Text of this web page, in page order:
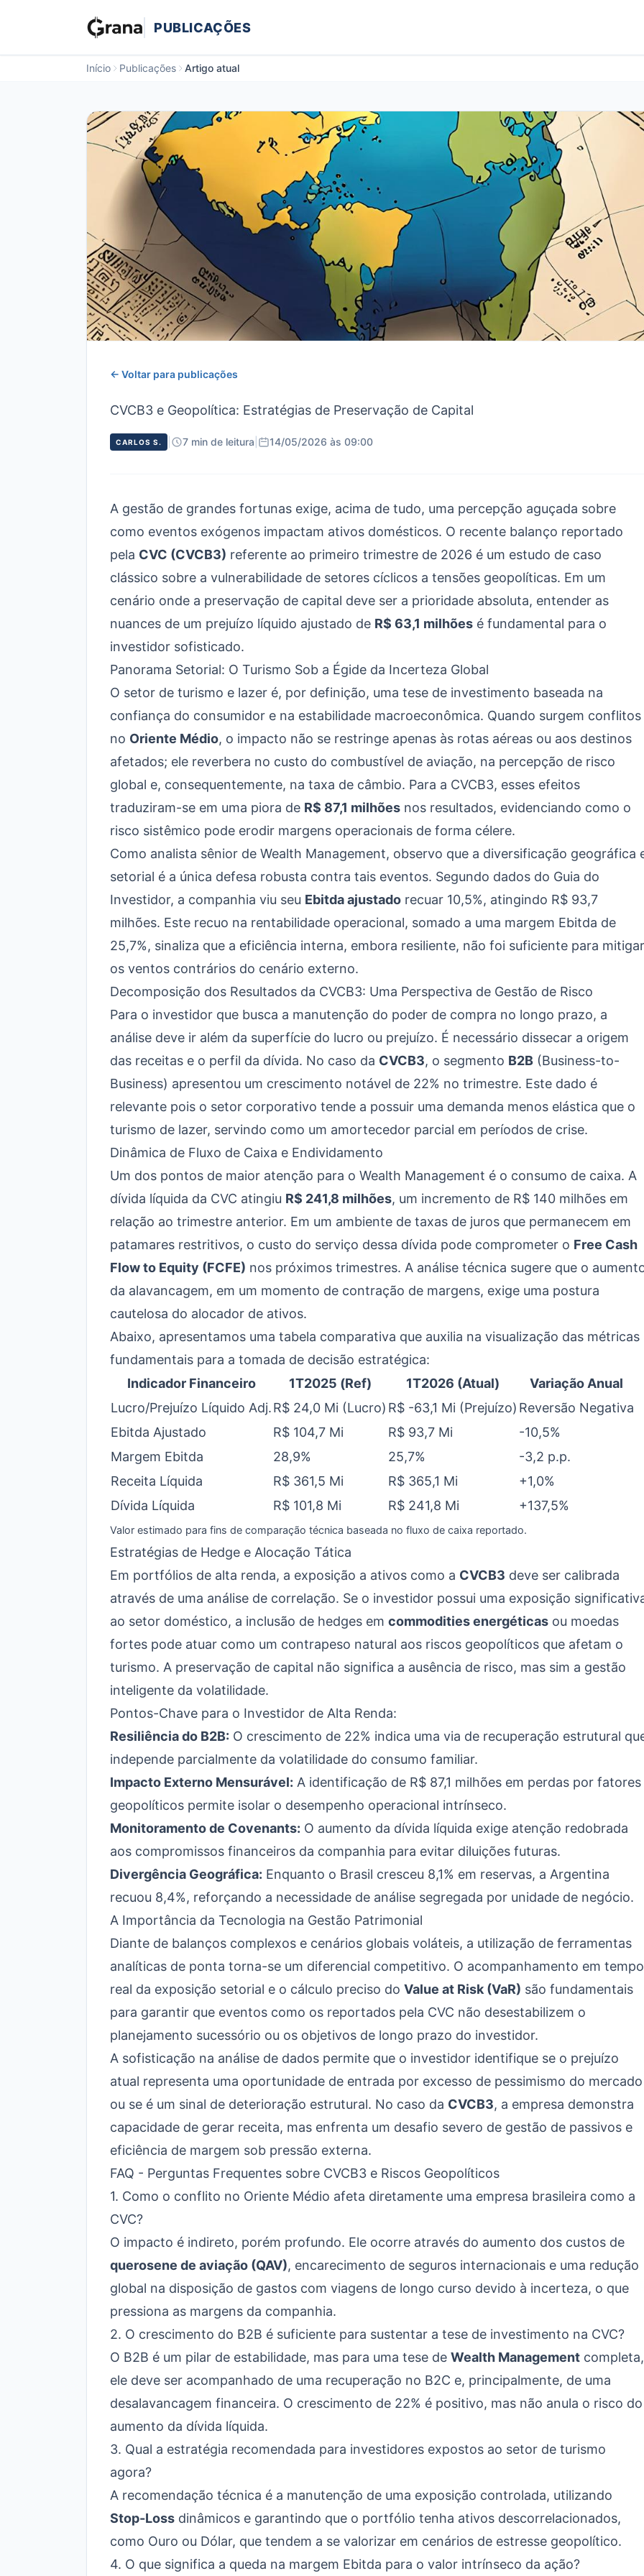
PUBLICAÇÕES
Início Publicações Artigo atual
← Voltar para publicações
CVCB3 e Geopolítica: Estratégias de Preservação de Capital
CARLOS S. 7 min de leitura 14/05/2026 às 09:00
A gestão de grandes fortunas exige, acima de tudo, uma percepção aguçada sobre
como eventos exógenos impactam ativos domésticos. O recente balanço reportado
pela CVC (CVCB3) referente ao primeiro trimestre de 2026 é um estudo de caso
clássico sobre a vulnerabilidade de setores cíclicos a tensões geopolíticas. Em um
cenário onde a preservação de capital deve ser a prioridade absoluta, entender as
nuances de um prejuízo líquido ajustado de R$ 63,1 milhões é fundamental para o
investidor sofisticado.
Panorama Setorial: O Turismo Sob a Égide da Incerteza Global
O setor de turismo e lazer é, por definição, uma tese de investimento baseada na
confiança do consumidor e na estabilidade macroeconômica. Quando surgem conflitos
no Oriente Médio, o impacto não se restringe apenas às rotas aéreas ou aos destinos
afetados; ele reverbera no custo do combustível de aviação, na percepção de risco
global e, consequentemente, na taxa de câmbio. Para a CVCB3, esses efeitos
traduziram-se em uma piora de R$ 87,1 milhões nos resultados, evidenciando como o
risco sistêmico pode erodir margens operacionais de forma célere.
Como analista sênior de Wealth Management, observo que a diversificação geográfica
setorial é a única defesa robusta contra tais eventos. Segundo dados do Guia do
Investidor, a companhia viu seu Ebitda ajustado recuar 10,5%, atingindo R$ 93,7
milhões. Este recuo na rentabilidade operacional, somado a uma margem Ebitda de
25,7%, sinaliza que a eficiência interna, embora resiliente, não foi suficiente para mitigar
os ventos contrários do cenário externo.
Decomposição dos Resultados da CVCB3: Uma Perspectiva de Gestão de Risco
Para o investidor que busca a manutenção do poder de compra no longo prazo, a
análise deve ir além da superfície do lucro ou prejuízo. É necessário dissecar a origem
das receitas e o perfil da dívida. No caso da CVCB3, o segmento B2B (Business-to-
Business) apresentou um crescimento notável de 22% no trimestre. Este dado é
relevante pois o setor corporativo tende a possuir uma demanda menos elástica que o
turismo de lazer, servindo como um amortecedor parcial em períodos de crise.
Dinâmica de Fluxo de Caixa e Endividamento
Um dos pontos de maior atenção para o Wealth Management é o consumo de caixa. A
dívida líquida da CVC atingiu R$ 241,8 milhões, um incremento de R$ 140 milhões em
relação ao trimestre anterior. Em um ambiente de taxas de juros que permanecem em
patamares restritivos, o custo do serviço dessa dívida pode comprometer o Free Cash
Flow to Equity (FCFE) nos próximos trimestres. A análise técnica sugere que o
da alavancagem, em um momento de contração de margens, exige uma postura
cautelosa do alocador de ativos.
Abaixo, apresentamos uma tabela comparativa que auxilia na visualização das métricas
fundamentais para a tomada de decisão estratégica:
Indicador Financeiro
1T2025 (Ref) 1T2026 (Atual)
Variação Anual
Lucro/Prejuízo Líquido Adj.R$ 24,0 Mi (Lucro) R$ -63,1 Mi (Prejuízo) Reversão Negativa
Ebitda Ajustado
R$ 104,7 Mi R$ 93,7 Mi
-10,5%
Margem Ebitda
28,9% 25,7%
-3,2 p.p.
Receita Líquida
R$ 361,5 Mi R$ 365,1 Mi
+1,0%
Dívida Líquida
R$ 101,8 Mi R$ 241,8 Mi +137,5%
Valor estimado para fins de comparação técnica baseada no fluxo de caixa reportado.
Estratégias de Hedge e Alocação Tática
Em portfólios de alta renda, a exposição a ativos como a CVCB3 deve ser calibrada
através de uma análise de correlação. Se o investidor possui uma exposição
ao setor doméstico, a inclusão de hedges em commodities energéticas ou moedas
fortes pode atuar como um contrapeso natural aos riscos geopolíticos que afetam o
turismo. A preservação de capital não significa a ausência de risco, mas sim a gestão
inteligente da volatilidade.
Pontos-Chave para o Investidor de Alta Renda:
Resiliência do B2B: O crescimento de 22% indica uma via de recuperação estrutural
independe parcialmente da volatilidade do consumo familiar.
Impacto Externo Mensurável: A identificação de R$ 87,1 milhões em perdas por fatores
geopolíticos permite isolar o desempenho operacional intrínseco.
Monitoramento de Covenants: O aumento da dívida líquida exige atenção redobrada
aos compromissos financeiros da companhia para evitar diluições futuras.
Divergência Geográfica: Enquanto o Brasil cresceu 8,1% em reservas, a Argentina
recuou 8,4%, reforçando a necessidade de análise segregada por unidade de negócio.
A Importância da Tecnologia na Gestão Patrimonial
Diante de balanços complexos e cenários globais voláteis, a utilização de ferramentas
analíticas de ponta torna-se um diferencial competitivo. O acompanhamento em tempo
real da exposição setorial e o cálculo preciso do Value at Risk (VaR) são fundamentais
para garantir que eventos como os reportados pela CVC não desestabilizem o
planejamento sucessório ou os objetivos de longo prazo do investidor.
A sofisticação na análise de dados permite que o investidor identifique se o prejuízo
atual representa uma oportunidade de entrada por excesso de pessimismo do mercado
ou se é um sinal de deterioração estrutural. No caso da CVCB3, a empresa demonstra
capacidade de gerar receita, mas enfrenta um desafio severo de gestão de passivos e
eficiência de margem sob pressão externa.
FAQ - Perguntas Frequentes sobre CVCB3 e Riscos Geopolíticos
1. Como o conflito no Oriente Médio afeta diretamente uma empresa brasileira como a
CVC?
O impacto é indireto, porém profundo. Ele ocorre através do aumento dos custos de
querosene de aviação (QAV), encarecimento de seguros internacionais e uma redução
global na disposição de gastos com viagens de longo curso devido à incerteza, o que
pressiona as margens da companhia.
2. O crescimento do B2B é suficiente para sustentar a tese de investimento na CVC?
O B2B é um pilar de estabilidade, mas para uma tese de Wealth Management completa,
ele deve ser acompanhado de uma recuperação no B2C e, principalmente, de uma
desalavancagem financeira. O crescimento de 22% é positivo, mas não anula o risco do
aumento da dívida líquida.
3. Qual a estratégia recomendada para investidores expostos ao setor de turismo
agora?
A recomendação técnica é a manutenção de uma exposição controlada, utilizando
Stop-Loss dinâmicos e garantindo que o portfólio tenha ativos descorrelacionados,
como Ouro ou Dólar, que tendem a se valorizar em cenários de estresse geopolítico.
4. O que significa a queda na margem Ebitda para o valor intrínseco da ação?